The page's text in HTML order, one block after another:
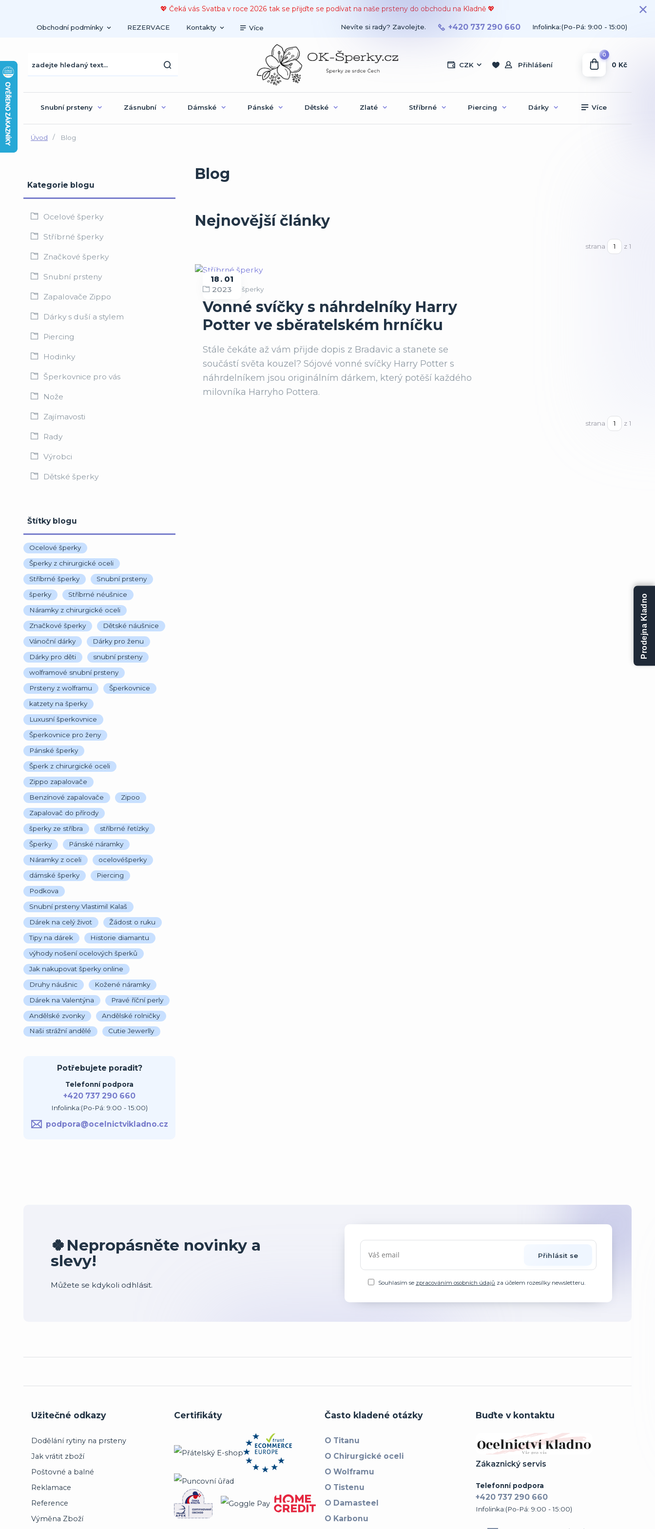
💖 Čeká vás Svatba v roce 2026 tak se přijďte se podívat na naše prsteny do obchodu na Kladně 💖
Obchodní podmínky REZERVACE Kontakty Více
CZK Přihlášení
Nevíte si rady? Zavolejte. +420 737 290 660 Infolinka:(Po-Pá: 9:00 - 15:00)
0
0 Kč
Snubní prsteny Zásnubní Dámské Pánské Dětské Zlaté Stříbrné Piercing Dárky Více
Úvod Blog
Kategorie blogu
Ocelové šperky
Stříbrné šperky
Značkové šperky
Snubní prsteny
Zapalovače Zippo
Dárky s duší a stylem
Piercing
Hodinky
Šperkovnice pro vás
Nože
Zajímavosti
Rady
Výrobci
Dětské šperky
Štítky blogu
Ocelové šperky
Šperky z chirurgické oceli
Stříbrné šperky
Snubní prsteny
šperky
Stříbrné néušnice
Náramky z chirurgické oceli
Značkové šperky
Dětské náušnice
Vánoční dárky
Dárky pro ženu
Dárky pro děti
snubní prsteny
wolframové snubní prsteny
Prsteny z wolframu
Šperkovnice
katzety na šperky
Luxusní šperkovnice
Šperkovnice pro ženy
Pánské šperky
Šperk z chirurgické oceli
Zippo zapalovače
Benzínové zapalovače
Zipoo
Zapalovač do přírody
šperky ze stříbra
stříbrné řetízky
Šperky
Pánské náramky
Náramky z oceli
ocelovéšperky
dámské šperky
Piercing
Podkova
Snubní prsteny Vlastimil Kalaš
Dárek na celý život
Žádost o ruku
Tipy na dárek
Historie diamantu
výhody nošení ocelových šperků
Jak nakupovat šperky online
Druhy náušnic
Kožené náramky
Dárek na Valentýna
Pravé říční perly
Andělské zvonky
Andělské rolničky
Naši strážní andělé
Cutie Jewerlly
Potřebujete poradit?
Telefonní podpora
+420 737 290 660
Infolinka:(Po-Pá: 9:00 - 15:00)
podpora@ocelnictvikladno.cz
Blog
Nejnovější články
strana z 1
Vonné svíčky s náhrdelníky Harry
Potter ve sběratelském hrníčku
18
01
2023
Stříbrné šperky
Stále čekáte až vám přijde dopis z Bradavic a stanete se
součástí světa kouzel? Sójové vonné svíčky Harry Potter s
náhrdelníkem jsou originálním dárkem, který potěší každého
milovníka Harryho Pottera.
strana z 1
🍀Nepropásněte novinky a
slevy!
Můžete se kdykoli odhlásit.
Přihlásit se
Souhlasím se zpracováním osobních údajů za účelem rozesílky newsletteru.
Prodejna Kladno
Užitečné odkazy
Dodělání rytiny na prsteny
Jak vrátit zboží
Poštovné a balné
Reklamace
Reference
Výměna Zboží
Certifikáty Často kladené otázky
O Titanu
O Chirurgické oceli
O Wolframu
O Tistenu
O Damasteel
O Karbonu
Buďte v kontaktu
Zákaznický servis
Telefonní podpora
+420 737 290 660
Infolinka:(Po-Pá: 9:00 - 15:00)